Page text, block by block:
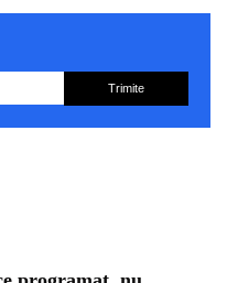
Trimite